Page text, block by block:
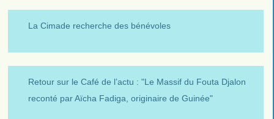
La Cimade recherche des bénévoles
Retour sur le Café de l’actu : "Le Massif du Fouta Djalon
reconté par Aïcha Fadiga, originaire de Guinée"